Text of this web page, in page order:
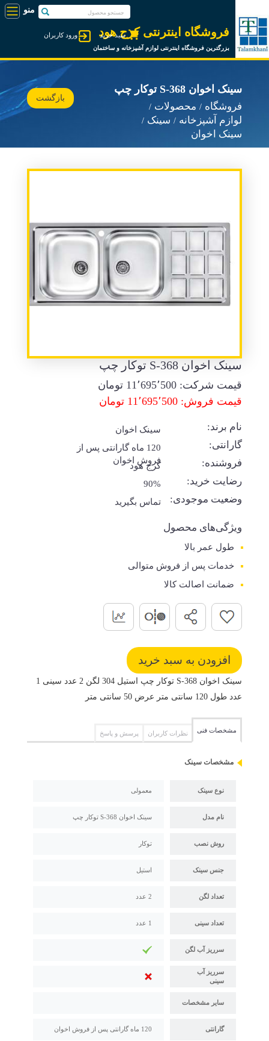
فروشگاه اینترنتی کرج هود
بزرگترین فروشگاه اینترنتی لوازم آشپزخانه و ساختمان
ورود کاربران سبد خرید
سینک اخوان S-368 توکار چپ
فروشگاه
محصولات
لوازم آشپزخانه
سینک
سینک اخوان
بازگشت
سینک اخوان S-368 توکار چپ
قیمت شرکت: 11٬695٬500 تومان
قیمت فروش: 11٬695٬500 تومان
نام برند: سینک اخوان
گارانتی:
120 ماه گارانتی پس از
فروش اخوان
فروشنده: کرج هود
رضایت خرید: 90%
وضعیت موجودی: تماس بگیرید
ویژگی‌های محصول
طول عمر بالا
خدمات پس از فروش متوالی
ضمانت اصالت کالا
سینک اخوان S-368 توکار چپ استیل 304 لگن 2 عدد سینی 1
عدد طول 120 سانتی متر عرض 50 سانتی متر
مشخصات فنی نظرات کاربران پرسش و پاسخ
مشخصات سینک
نوع سینک معمولی
نام مدل سینک اخوان S-368 توکار چپ
روش نصب توکار
جنس سینک استیل
تعداد لگن 2 عدد
تعداد سینی 1 عدد
سرریز آب لگن
سرریز آب
سینی
سایر مشخصات
گارانتی 120 ماه گارانتی پس از فروش اخوان